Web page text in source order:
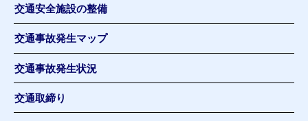
交通安全施設の整備
交通事故発生マップ
交通事故発生状況
交通取締り